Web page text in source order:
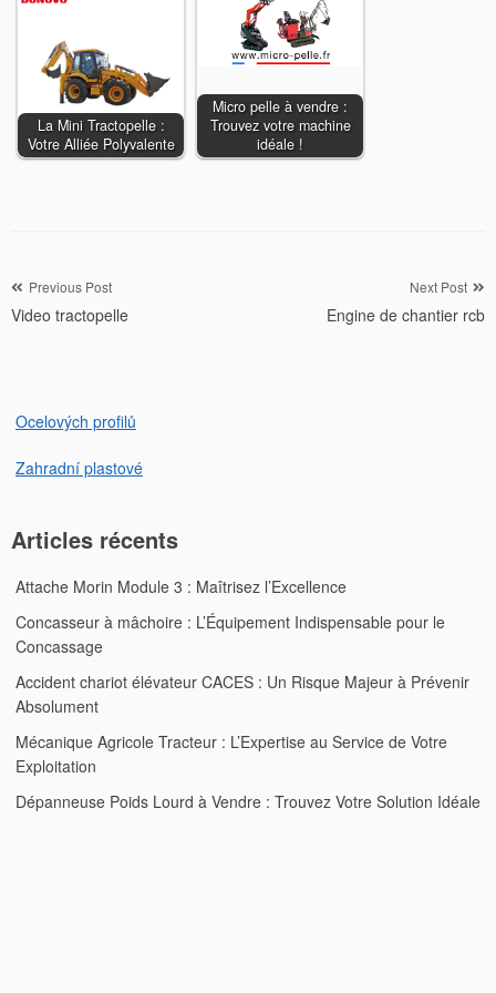
La Mini Tractopelle :
Votre Alliée Polyvalente
Micro pelle à vendre :
Trouvez votre machine
idéale !
Navigation
de
Previous Post
Video tractopelle
Next Post
Engine de chantier rcb
Ocelových profilů
Zahradní plastové
Articles récents
Attache Morin Module 3 : Maîtrisez l’Excellence
Concasseur à mâchoire : L’Équipement Indispensable pour le
Concassage
Accident chariot élévateur CACES : Un Risque Majeur à Prévenir
Absolument
Mécanique Agricole Tracteur : L’Expertise au Service de Votre
Exploitation
Dépanneuse Poids Lourd à Vendre : Trouvez Votre Solution Idéale